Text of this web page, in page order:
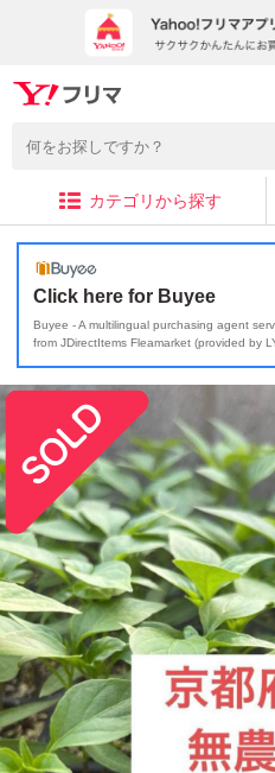
カテゴリから探す
Click here for Buyee
Buyee - A multilingual purchasing agent
from JDirectItems Fleamarket (provided by